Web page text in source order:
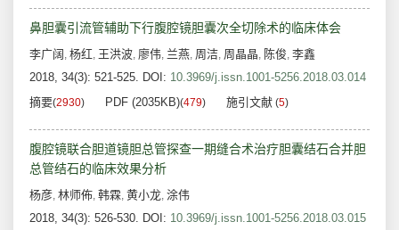
鼻胆囊引流管辅助下行腹腔镜胆囊次全切除术的临床体会
李广阔 , 杨红, 王洪波, 廖伟, 兰燕, 周洁, 周晶晶, 陈俊, 李鑫
2018, 34(3): 521-525. DOI: 10.3969/j.issn.1001-5256.2018.03.014
摘要(2930) PDF (2035KB)(479) 施引文献 (5)
腹腔镜联合胆道镜胆总管探查一期缝合术治疗胆囊结石合并胆
总管结石的临床效果分析
杨彦, 林师佈, 韩霖, 黄小龙, 涂伟
2018, 34(3): 526-530. DOI: 10.3969/j.issn.1001-5256.2018.03.015